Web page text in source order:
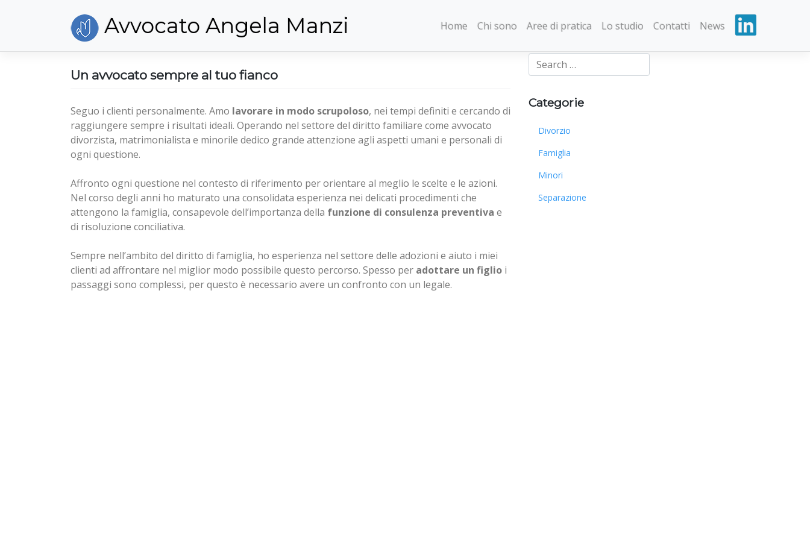
Avvocato Angela Manzi Home Chi sono Aree di pratica Lo studio Contatti News
Un avvocato sempre al tuo fianco
Seguo i clienti personalmente. Amo lavorare in modo scrupoloso, nei tempi definiti e cercando di
raggiungere sempre i risultati ideali. Operando nel settore del diritto familiare come avvocato
divorzista, matrimonialista e minorile dedico grande attenzione agli aspetti umani e personali di
ogni questione.
Affronto ogni questione nel contesto di riferimento per orientare al meglio le scelte e le azioni.
Nel corso degli anni ho maturato una consolidata esperienza nei delicati procedimenti che
attengono la famiglia, consapevole dell’importanza della funzione di consulenza preventiva e
di risoluzione conciliativa.
Sempre nell’ambito del diritto di famiglia, ho esperienza nel settore delle adozioni e aiuto i miei
clienti ad affrontare nel miglior modo possibile questo percorso. Spesso per adottare un figlio i
passaggi sono complessi, per questo è necessario avere un confronto con un legale.
Categorie
Divorzio
Famiglia
Minori
Separazione